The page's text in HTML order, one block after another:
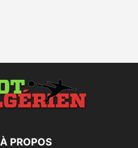
À PROPOS